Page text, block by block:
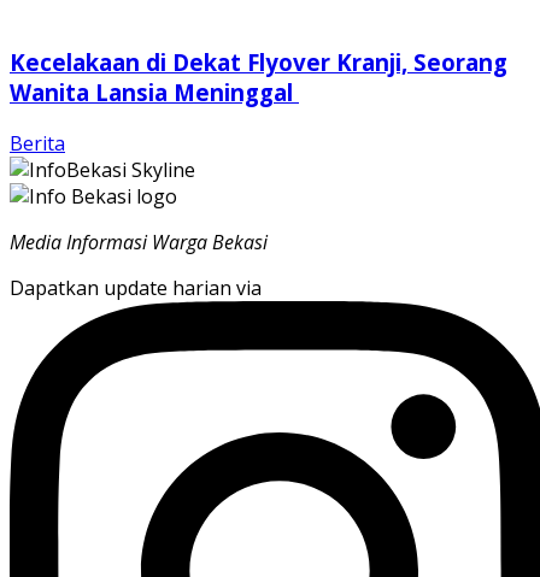
Kecelakaan di Dekat Flyover Kranji, Seorang
Wanita Lansia Meninggal
Berita
Media Informasi Warga Bekasi
Dapatkan update harian via